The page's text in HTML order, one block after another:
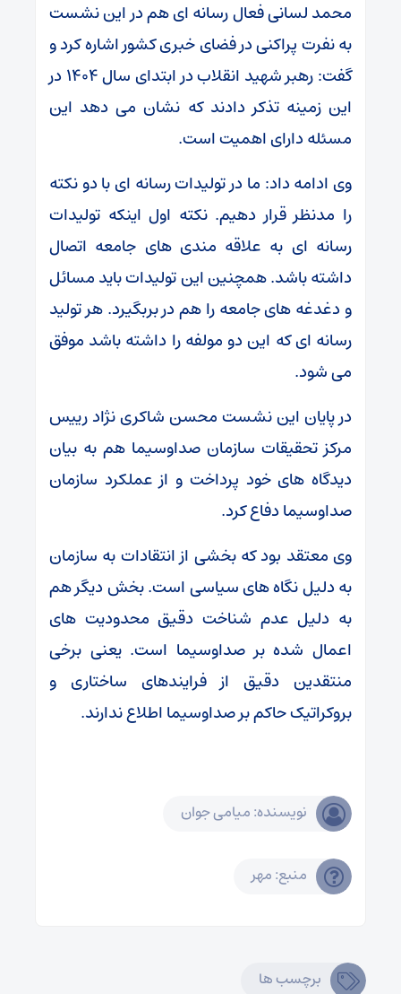
محمد لسانی فعال رسانه ای هم در این نشست
به نفرت پراکنی در فضای خبری کشور اشاره کرد و
گفت: رهبر شهید انقلاب در ابتدای سال ۱۴۰۴ در
این زمینه تذکر دادند که نشان می دهد این
مسئله دارای اهمیت است.
وی ادامه داد: ما در تولیدات رسانه ای با دو نکته
را مدنظر قرار دهیم. نکته اول اینکه تولیدات
رسانه ای به علاقه مندی های جامعه اتصال
داشته باشد. همچنین این تولیدات باید مسائل
و دغدغه های جامعه را هم در بربگیرد. هر تولید
رسانه ای که این دو مولفه را داشته باشد موفق
می شود.
در پایان این نشست محسن شاکری نژاد رییس
مرکز تحقیقات سازمان صداوسیما هم به بیان
دیدگاه های خود پرداخت و از عملکرد سازمان
صداوسیما دفاع کرد.
وی معتقد بود که بخشی از انتقادات به سازمان
به دلیل نگاه های سیاسی است. بخش دیگر هم
به دلیل عدم شناخت دقیق محدودیت های
اعمال شده بر صداوسیما است. یعنی برخی
منتقدین دقیق از فرایندهای ساختاری و
بروکراتیک حاکم بر صداوسیما اطلاع ندارند.
نویسنده: میامی جوان
منبع: مهر
برچسب ها